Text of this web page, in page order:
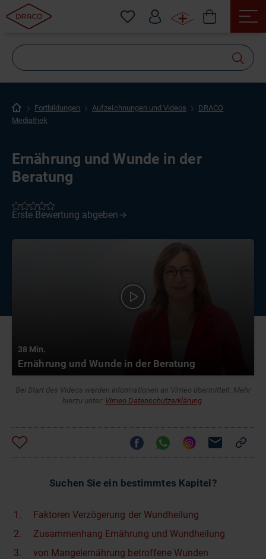
Fortbildungen Aufzeichnungen und Videos
DRACO
Mediathek
Ernährung und Wunde in der
Beratung
38 Min.
Ernährung und Wunde in der Beratung
Bei Start des Videos werden Informationen an Vimeo übermittelt. Mehr
hierzu unter: Vimeo Datenschutzerklärung.
Suchen Sie ein bestimmtes Kapitel?
Faktoren Verzögerung der Wundheilung
Zusammenhang Ernährung und Wundheilung
von Mangelernährung betroffene Wunden
suchen